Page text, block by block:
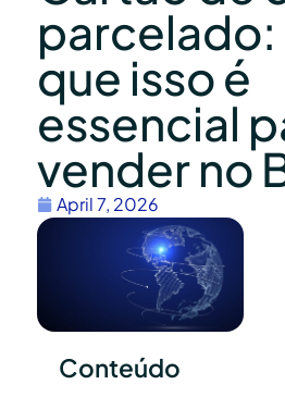
que isso é
essencial
vender no
April 7, 2026
Conteúdo